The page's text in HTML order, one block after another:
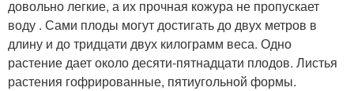
довольно легкие, а их прочная кожура не пропускает
воду . Сами плоды могут достигать до двух метров в
длину и до тридцати двух килограмм веса. Одно
растение дает около десяти-пятнадцати плодов. Листья
растения гофрированные, пятиугольной формы.